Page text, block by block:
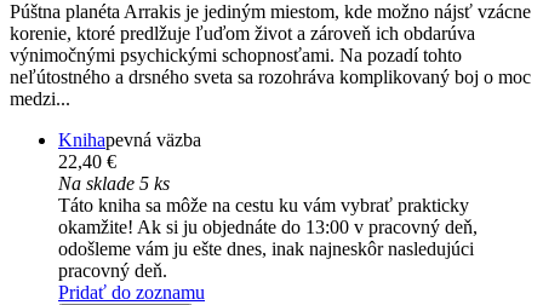
Púštna planéta Arrakis je jediným miestom, kde možno nájsť vzácne
korenie, ktoré predlžuje ľuďom život a zároveň ich obdarúva
výnimočnými psychickými schopnosťami. Na pozadí tohto
neľútostného a drsného sveta sa rozohráva komplikovaný boj o moc
medzi...
Knihapevná väzba
22,40 €
Na sklade 5 ks
Táto kniha sa môže na cestu ku vám vybrať prakticky
okamžite! Ak si ju objednáte do 13:00 v pracovný deň,
odošleme vám ju ešte dnes, inak najneskôr nasledujúci
pracovný deň.
Pridať do zoznamu